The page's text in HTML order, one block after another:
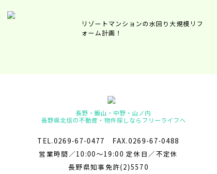
リゾートマンションの水回り大規模リフ
ォーム計画！
長野・飯山・中野・山ノ内
長野県北信の不動産・物件探しならフリーライフへ
TEL.0269-67-0477 FAX.0269-67-0488
営業時間／10:00～19:00 定休日／不定休
長野県知事免許(2)5570